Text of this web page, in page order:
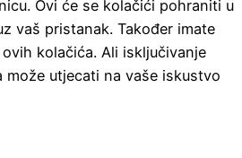
Ovi će se kolačići pohraniti u
vaš pristanak. Također imate
kolačića. Ali isključivanje
utjecati na vaše iskustvo